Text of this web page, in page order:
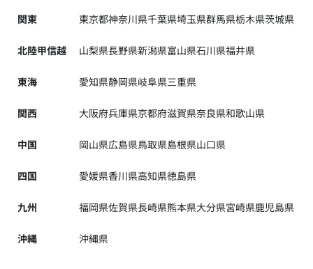
関東 東京都神奈川県千葉県埼玉県群馬県栃木県茨城県
北陸甲信越 山梨県長野県新潟県富山県石川県福井県
東海 愛知県静岡県岐阜県三重県
関西 大阪府兵庫県京都府滋賀県奈良県和歌山県
中国 岡山県広島県鳥取県島根県山口県
四国 愛媛県香川県高知県徳島県
九州 福岡県佐賀県長崎県熊本県大分県宮崎県鹿児島県
沖縄 沖縄県